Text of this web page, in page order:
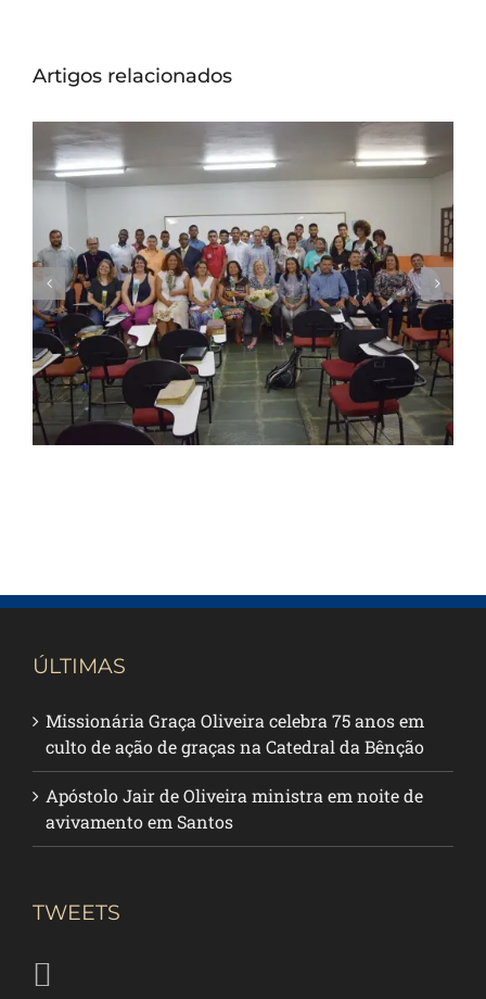
Artigos relacionados
Seminário Nacional ITEJ inicia sua 43ª
Turma
ÚLTIMAS
Missionária Graça Oliveira celebra 75 anos em
culto de ação de graças na Catedral da Bênção
Apóstolo Jair de Oliveira ministra em noite de
avivamento em Santos
TWEETS